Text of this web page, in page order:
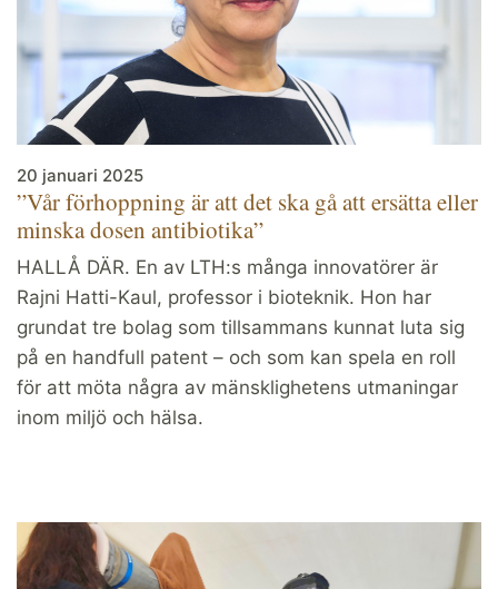
20 januari 2025
”Vår förhoppning är att det ska gå att ersätta eller
minska dosen antibiotika”
HALLÅ DÄR. En av LTH:s många innovatörer är
Rajni Hatti-Kaul, professor i bioteknik. Hon har
grundat tre bolag som tillsammans kunnat luta sig
på en handfull patent – och som kan spela en roll
för att möta några av mänsklighetens utmaningar
inom miljö och hälsa.